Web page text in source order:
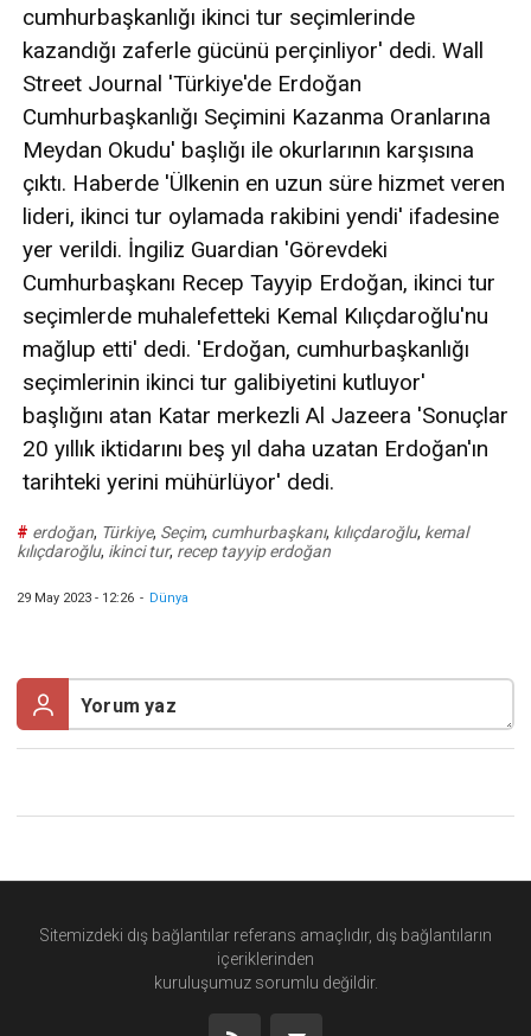
cumhurbaşkanlığı ikinci tur seçimlerinde
kazandığı zaferle gücünü perçinliyor' dedi. Wall
Street Journal 'Türkiye'de Erdoğan
Cumhurbaşkanlığı Seçimini Kazanma Oranlarına
Meydan Okudu' başlığı ile okurlarının karşısına
çıktı. Haberde 'Ülkenin en uzun süre hizmet veren
lideri, ikinci tur oylamada rakibini yendi' ifadesine
yer verildi. İngiliz Guardian 'Görevdeki
Cumhurbaşkanı Recep Tayyip Erdoğan, ikinci tur
seçimlerde muhalefetteki Kemal Kılıçdaroğlu'nu
mağlup etti' dedi. 'Erdoğan, cumhurbaşkanlığı
seçimlerinin ikinci tur galibiyetini kutluyor'
başlığını atan Katar merkezli Al Jazeera 'Sonuçlar
20 yıllık iktidarını beş yıl daha uzatan Erdoğan'ın
tarihteki yerini mühürlüyor' dedi.
# erdoğan, Türkiye, Seçim, cumhurbaşkanı, kılıçdaroğlu, kemal
kılıçdaroğlu, ikinci tur, recep tayyip erdoğan
29 May 2023 - 12:26 - Dünya
Sitemizdeki dış bağlantılar referans amaçlıdır, dış bağlantıların
içeriklerinden
kuruluşumuz sorumlu değildir.